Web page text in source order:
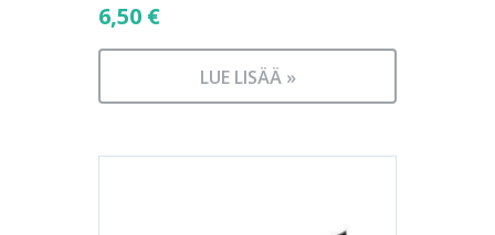
6,50 €
LUE LISÄÄ »